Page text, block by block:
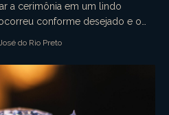
a cerimônia em um lindo
conforme desejado e o
do Rio Preto